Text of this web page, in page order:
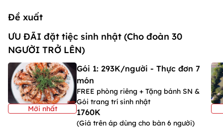
Đề xuất
ƯU ĐÃI đặt tiệc sinh nhật (Cho đoàn 30
NGƯỜI TRỞ LÊN)
Mới nhất
Gói 1: 293K/người - Thực đơn 7
món
FREE phòng riêng + Tặng bánh SN &
Gói trang trí sinh nhật
1760K
(Giá trên áp dùng cho bàn 6 người)
/1